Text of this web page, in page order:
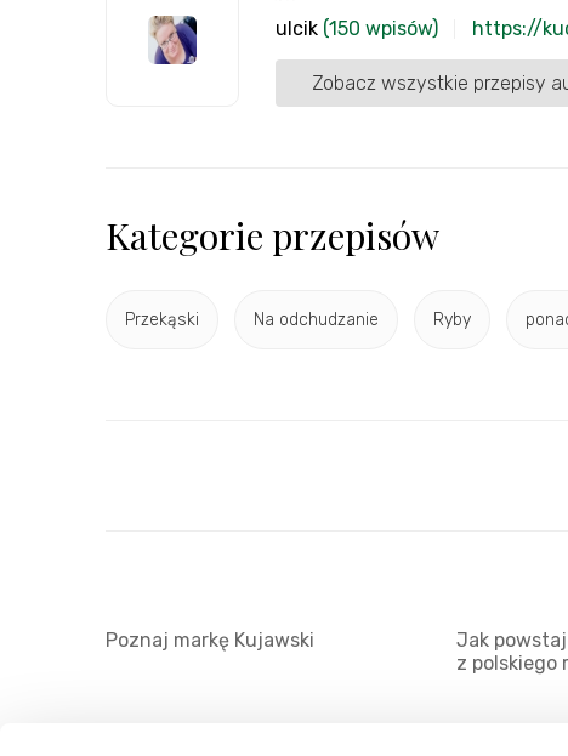
ulcik (150 wpisów) https://
Zobacz wszystkie przepisy
Kategorie przepisów
Przekąski Na odchudzanie Ryby
Poznaj markę Kujawski
Jak
z polskiego